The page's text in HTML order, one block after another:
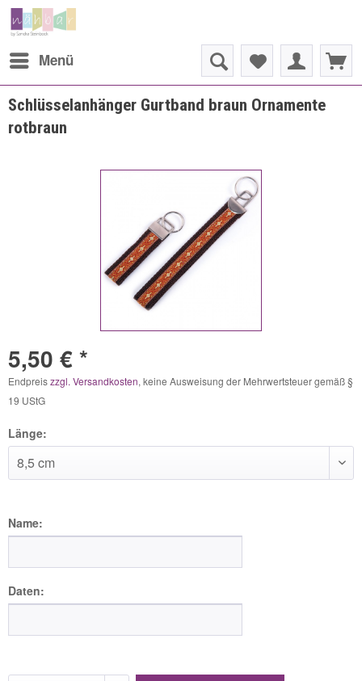
Menü
Schlüsselanhänger Gurtband braun Ornamente
rotbraun
5,50 € *
Endpreiszzgl. Versandkosten, keine Ausweisung der Mehrwertsteuer gemäß §
19 UStG
Länge:
Name:
Daten: